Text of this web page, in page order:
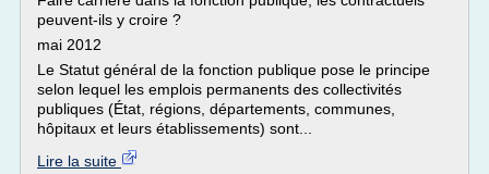
peuvent-ils y croire ?
mai 2012
Le Statut général de la fonction publique pose le principe
selon lequel les emplois permanents des collectivités
publiques (État, régions, départements, communes,
hôpitaux et leurs établissements) sont...
Lire la suite